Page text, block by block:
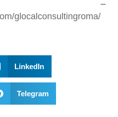
–
glocalconsultingroma/
LinkedIn
Telegram